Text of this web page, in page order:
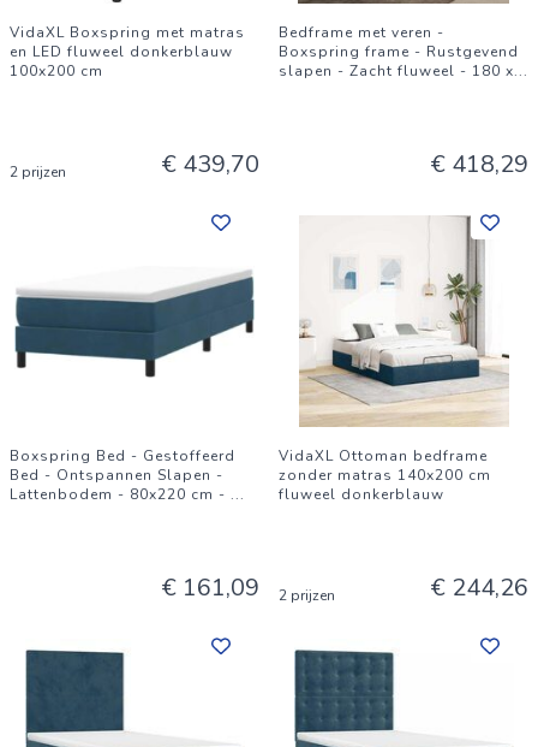
VidaXL Boxspring met matras
en LED fluweel donkerblauw
100x200 cm
2 prijzen € 439,70
Bedframe met veren -
Boxspring frame - Rustgevend
slapen - Zacht fluweel - 180 x...
€ 418,29
Boxspring Bed - Gestoffeerd
Bed - Ontspannen Slapen -
Lattenbodem - 80x220 cm - ...
€ 161,09
VidaXL Ottoman bedframe
zonder matras 140x200 cm
fluweel donkerblauw
2 prijzen € 244,26